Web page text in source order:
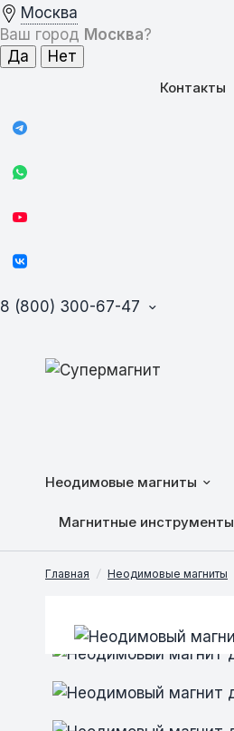
Москва
Ваш город Москва?
Контакты
8 (800) 300-67-47
Неодимовые магниты
Магнитные инструменты
Главная / Неодимовые магниты